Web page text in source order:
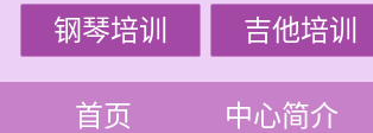
钢琴培训 吉他培训
首页 中心简介